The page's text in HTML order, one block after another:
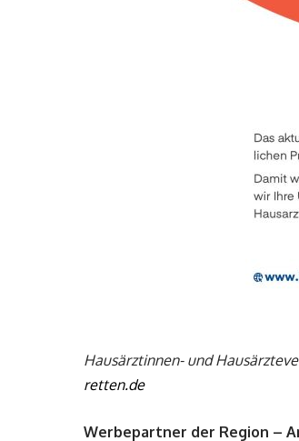
Hausärztinnen- und
retten.de
Werbepartner der Region –